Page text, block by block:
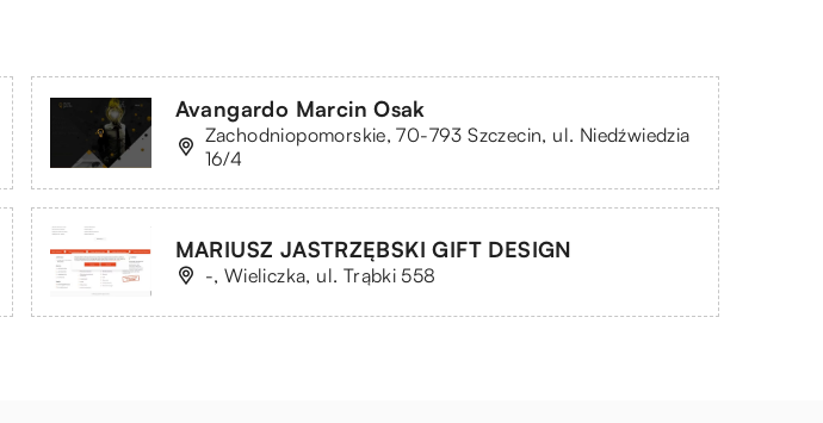
Avangardo Marcin Osak
Zachodniopomorskie, 70-793 Szczecin, ul. Niedźwiedzia
16/4
MARIUSZ JASTRZĘBSKI GIFT DESIGN
-, Wieliczka, ul. Trąbki 558